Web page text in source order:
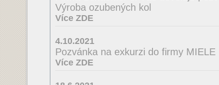
Výroba ozubených kol
Více ZDE
4.10.2021
Pozvánka na exkurzi do firmy MIELE
Více ZDE